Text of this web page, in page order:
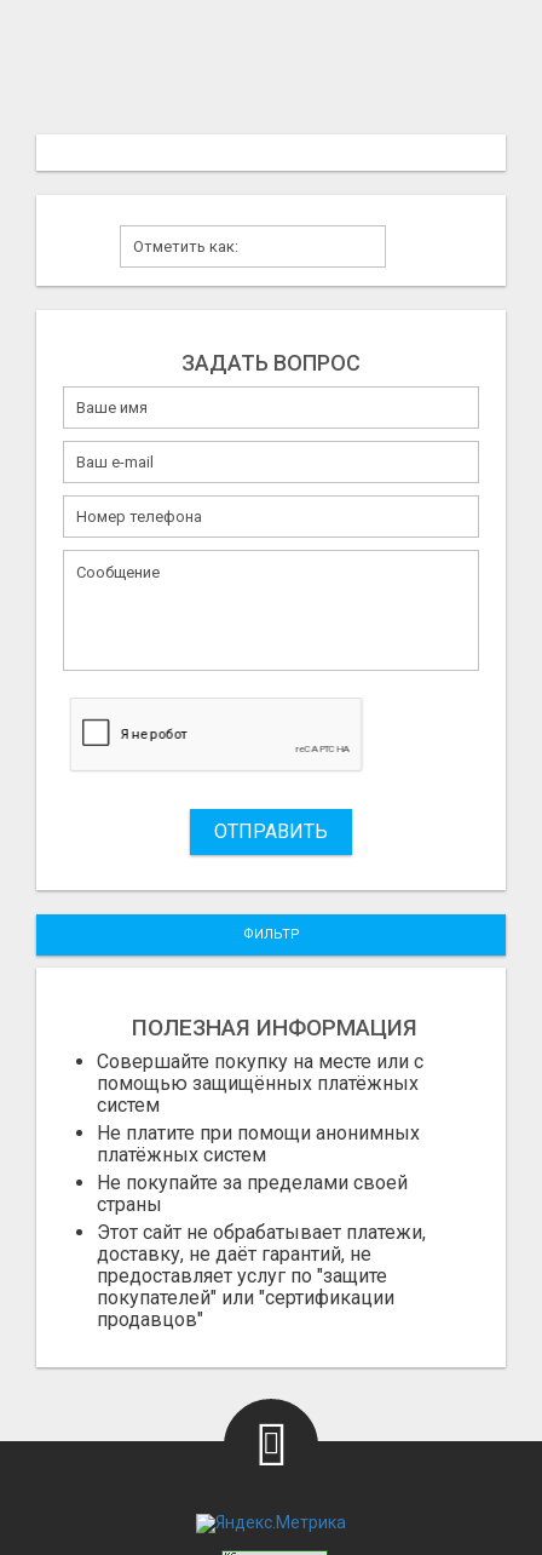
ЗАДАТЬ ВОПРОС
ОТПРАВИТЬ
ФИЛЬТР
ПОЛЕЗНАЯ ИНФОРМАЦИЯ
Совершайте покупку на месте или с
помощью защищённых платёжных
систем
Не платите при помощи анонимных
платёжных систем
Не покупайте за пределами своей
страны
Этот сайт не обрабатывает платежи,
доставку, не даёт гарантий, не
предоставляет услуг по "защите
покупателей" или "сертификации
продавцов"